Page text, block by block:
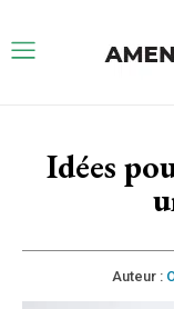
Idées
Auteur :